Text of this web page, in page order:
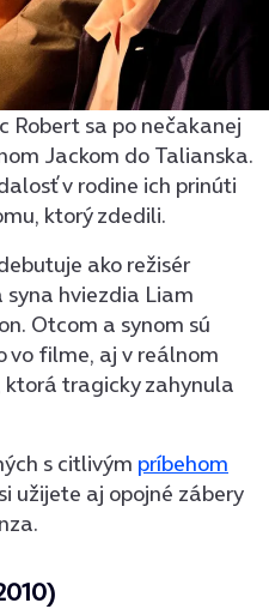
Robert sa po nečakanej
Jackom do Talianska.
v rodine ich prinúti
ktorý zdedili.
ako režisér
hviezdia Liam
Otcom a synom sú
vo filme, aj v reálnom
tragicky zahynula
s citlivým príbehom
si užijete aj opojné zábery